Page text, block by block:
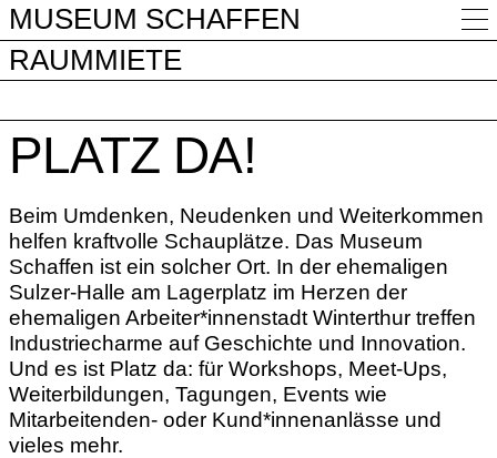
MUSEUM SCHAFFEN
RAUMMIETE
PLATZ DA!
Beim Umdenken, Neudenken und Weiterkommen
helfen kraftvolle Schauplätze. Das Museum
Schaffen ist ein solcher Ort. In der ehemaligen
Sulzer-Halle am Lagerplatz im Herzen der
ehemaligen Arbeiter*innenstadt Winterthur treffen
Industriecharme auf Geschichte und Innovation.
Und es ist Platz da: für Workshops, Meet-Ups,
Weiterbildungen, Tagungen, Events wie
Mitarbeitenden- oder Kund*innenanlässe und
vieles mehr.